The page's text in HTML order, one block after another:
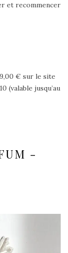
et recommencer
€ sur le site
(valable jusqu’au
-